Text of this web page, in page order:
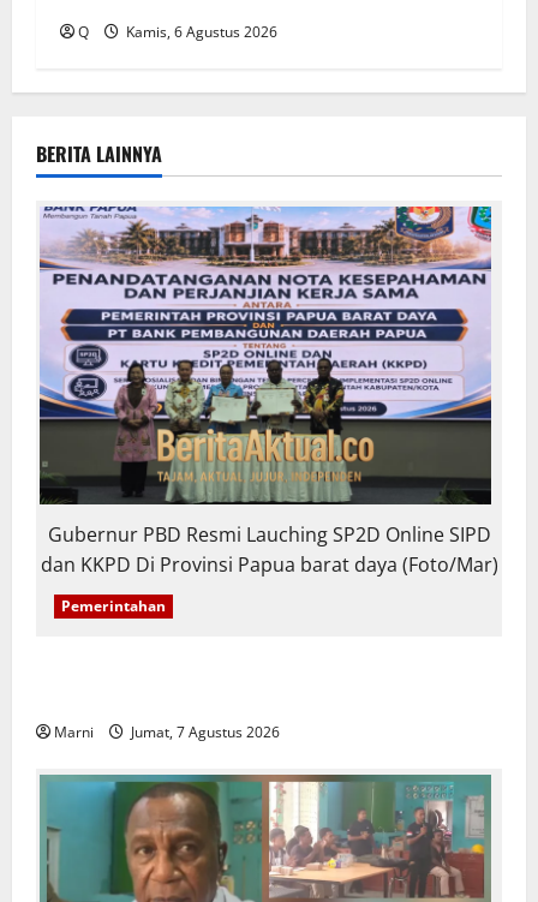
Q Kamis, 6 Agustus 2026
BERITA LAINNYA
Gubernur PBD Resmi Lauching SP2D Online SIPD
dan KKPD Di Provinsi Papua barat daya (Foto/Mar)
Pemerintahan
Marni Jumat, 7 Agustus 2026